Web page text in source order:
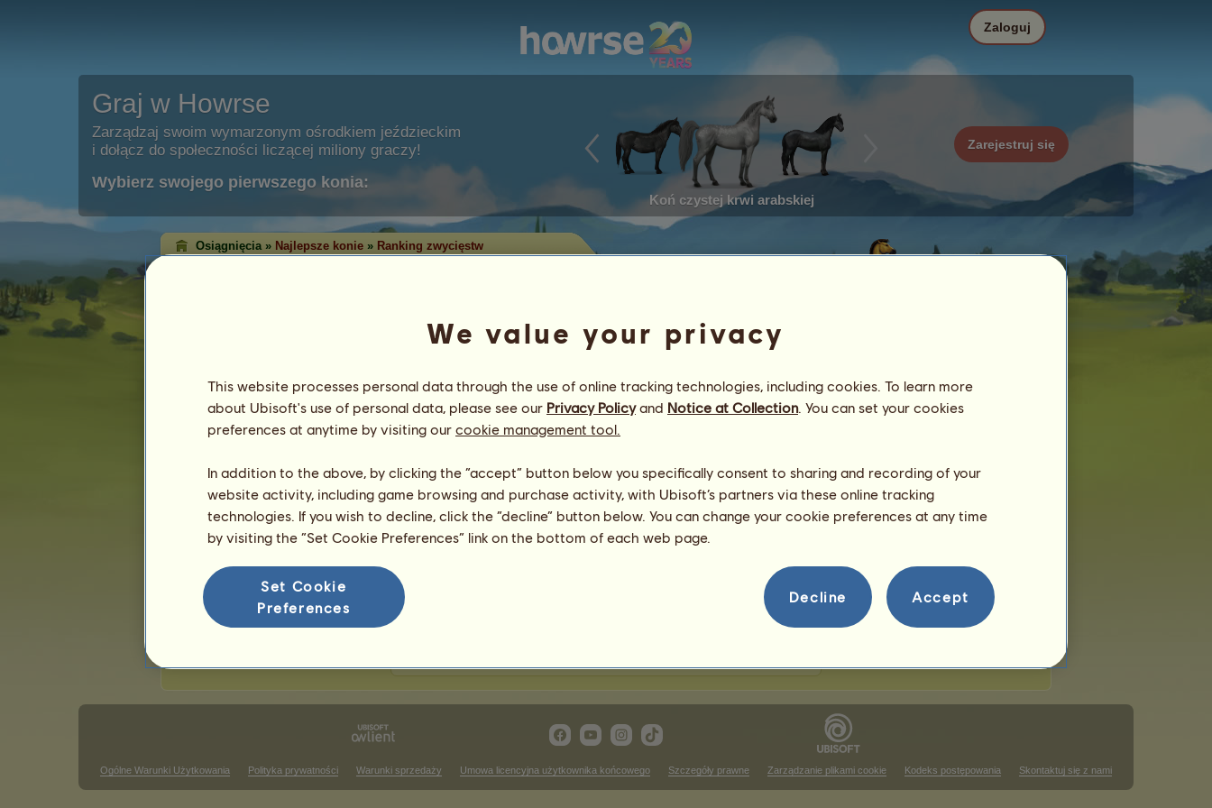
Graj w Howrse
Zarządzaj swoim wymarzonym ośrodkiem jeździeckim
i dołącz do społeczności liczącej miliony graczy!
Wybierz swojego pierwszego konia:
Koń czystej krwi arabskiej
Zarejestruj się
Zaloguj
Osiągnięcia » Najlepsze konie » Ranking zwycięstw
Ranking zwycięstw pokazuje konie, który zdobyły najwięcej tytułów w
Ten ranking jest aktualizowany każdej nocy. Tylko konie z największą liczbą
osiągnięć są zapamiętywane.
Ostatnia aktualizacja: 7 sierpnia 2026.
Zawody jeździectwa klasycznego Zawody jeździectwa western
Zwycięstwa w barrel racing Zwycięstwa w zawodach cuttingowych
Zwycięstwa w zawodach trail class
Brak wyników do wyświetlenia w tym rankingu
Zwycięstwa w zawodach reining
Brak wyników do wyświetlenia w tym rankingu
Zwycięstwa w zawodach western pleasure
Ogólne Warunki Użytkowania Polityka prywatności Warunki sprzedaży Umowa licencyjna użytkownika końcowego Szczegóły prawne Zarządzanie plikami cookie Kodeks postępowania Skontaktuj się z nami
We value your privacy
This website processes personal data through the use of online tracking technologies, including cookies. To learn more
about Ubisoft's use of personal data, please see our Privacy Policyand Notice at Collection. You can set your cookies
preferences at anytime by visiting our cookie management tool.
In addition to the above, by clicking the “accept” button below you specifically consent to sharing and recording of your
website activity, including game browsing and purchase activity, with Ubisoft’s partners via these online tracking
technologies. If you wish to decline, click the “decline” button below. You can change your cookie preferences at any time
by visiting the “Set Cookie Preferences” link on the bottom of each web page.
Set Cookie
Preferences
Decline Accept